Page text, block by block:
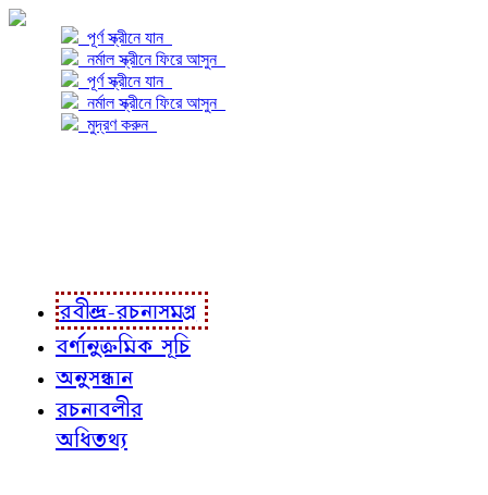
পূর্ণ স্ক্রীনে যান
নর্মাল স্ক্রীনে ফিরে আসুন
পূর্ণ স্ক্রীনে যান
নর্মাল স্ক্রীনে ফিরে আসুন
মুদ্রণ করুন
রবীন্দ্র-রচনাসমগ্র
বর্ণানুক্রমিক সূচি
অনুসন্ধান
রচনাবলীর
অধিতথ্য